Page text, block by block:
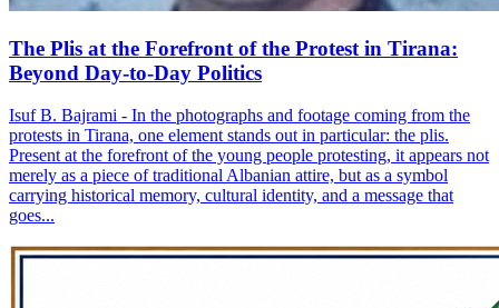
The Plis at the Forefront of the Protest in Tirana:
Beyond Day-to-Day Politics
Isuf B. Bajrami - In the photographs and footage coming from the
protests in Tirana, one element stands out in particular: the plis.
Present at the forefront of the young people protesting, it appears not
merely as a piece of traditional Albanian attire, but as a symbol
carrying historical memory, cultural identity, and a message that
goes...